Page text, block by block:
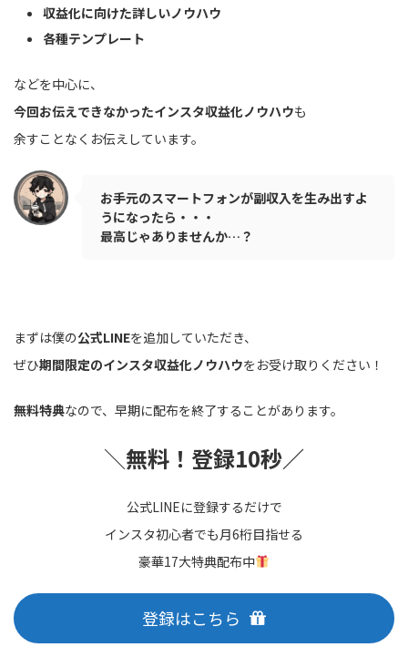
収益化に向けた詳しいノウハウ
各種テンプレート
などを中心に、
今回お伝えできなかったインスタ収益化ノウハウも
余すことなくお伝えしています。
お手元のスマートフォンが副収入を生み出すよ
うになったら・・・
最高じゃありませんか…？
まずは僕の公式LINEを追加していただき、
ぜひ期間限定のインスタ収益化ノウハウをお受け取りください！
無料特典なので、早期に配布を終了することがあります。
＼無料！登録10秒／
公式LINEに登録するだけで
インスタ初心者でも月6桁目指せる
豪華17大特典配布中
登録はこちら